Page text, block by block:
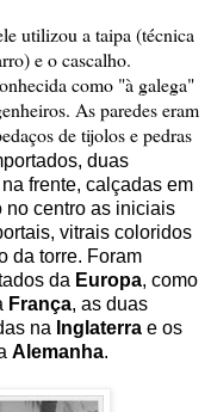
utilizou a taipa (técnica
e o cascalho.
como "à galega"
As paredes eram
de tijolos e pedras
duas
frente, calçadas em
no centro as iniciais
vitrais coloridos
da torre. Foram
da Europa, como
França, as duas
na Inglaterra e os
Alemanha.